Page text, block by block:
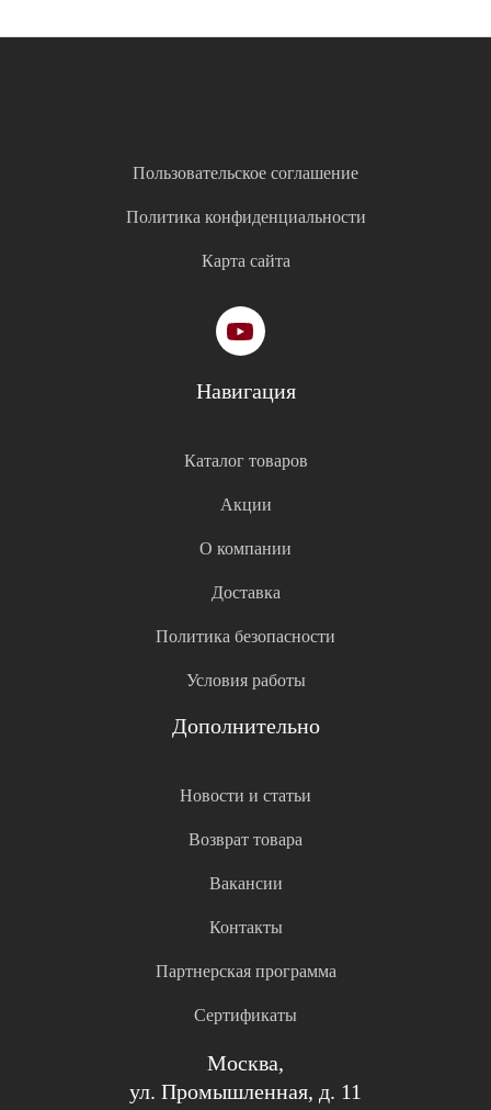
Пользовательское соглашение
Политика конфиденциальности
Карта сайта
Навигация
Каталог товаров
Акции
О компании
Доставка
Политика безопасности
Условия работы
Дополнительно
Новости и статьи
Возврат товара
Вакансии
Контакты
Партнерская программа
Сертификаты
Москва,
ул. Промышленная, д. 11